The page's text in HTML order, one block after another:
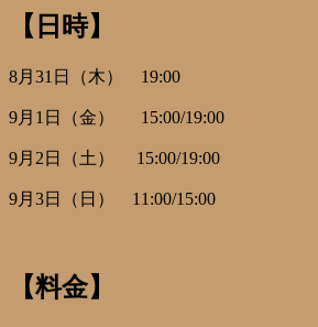
【日時】
8月31日（木） 19:00
9月1日（金） 15:00/19:00
9月2日（土） 15:00/19:00
9月3日（日） 11:00/15:00
【料金】